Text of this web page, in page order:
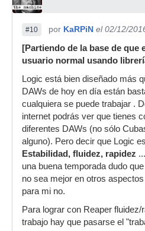
#10 por KaRPiN el 02/12/
[Partiendo de la base de que
usuario normal usando
Logic está bien diseñado más
DAWs de hoy en día están
cualquiera se puede trabajar .
internet podrás ver que tienes
diferentes DAWs (no sólo
alguno). Pero decir que Logic
Estabilidad, fluidez, rapidez
una buena temporada dudo
no sea mejor en otros
para mi no.
Para lograr con Reaper fluidez/
trabajo hay que pasarse el